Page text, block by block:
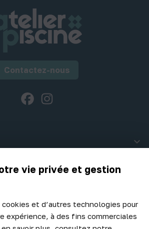
vie privée et gestion
et d’autres technologies pour
expérience, à des fins commerciales
Contactez-nous
Facebook

Newsletter
! Restez informé de nos meilleurs